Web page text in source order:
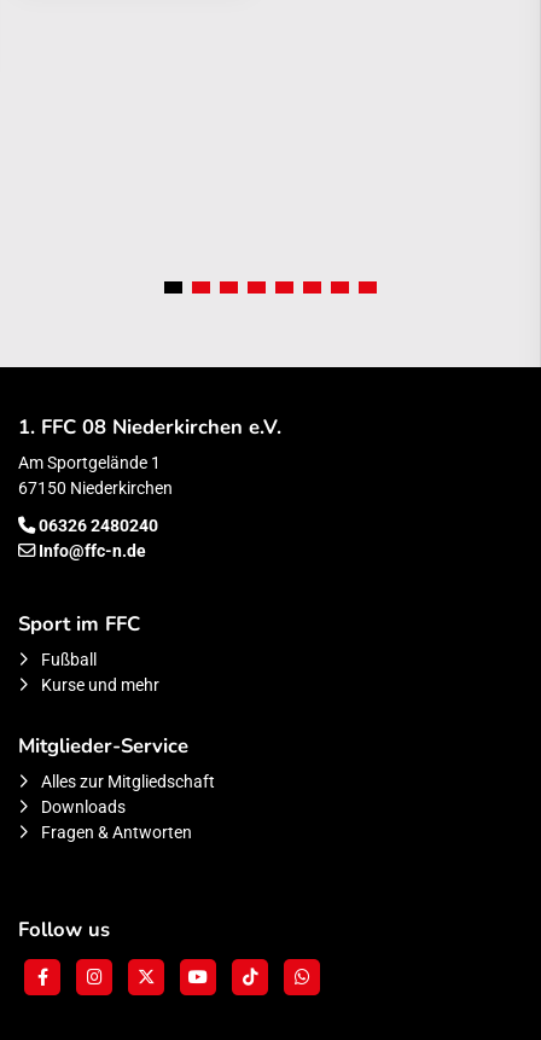
1. FFC 08 Niederkirchen e.V.
Am Sportgelände 1
67150 Niederkirchen
06326 2480240
Info@ffc-n.de
Sport im FFC
Fußball
Kurse und mehr
Mitglieder-Service
Alles zur Mitgliedschaft
Downloads
Fragen & Antworten
Follow us